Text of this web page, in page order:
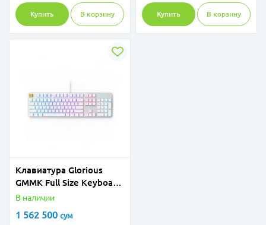
Купить В корзину Купить В корзину
Клавиатура Glorious
GMMK Full Size Keyboard
GLO-GMMK-FS-BRN-W
White
В наличии
1 562 500 сум